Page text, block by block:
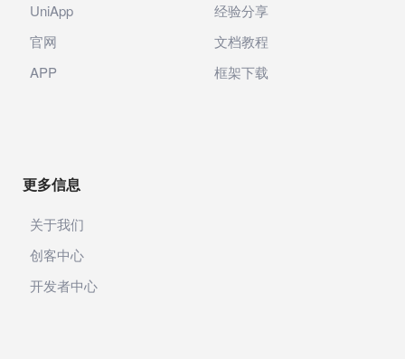
UniApp
官网
APP
经验分享
文档教程
框架下载
更多信息
关于我们
创客中心
开发者中心